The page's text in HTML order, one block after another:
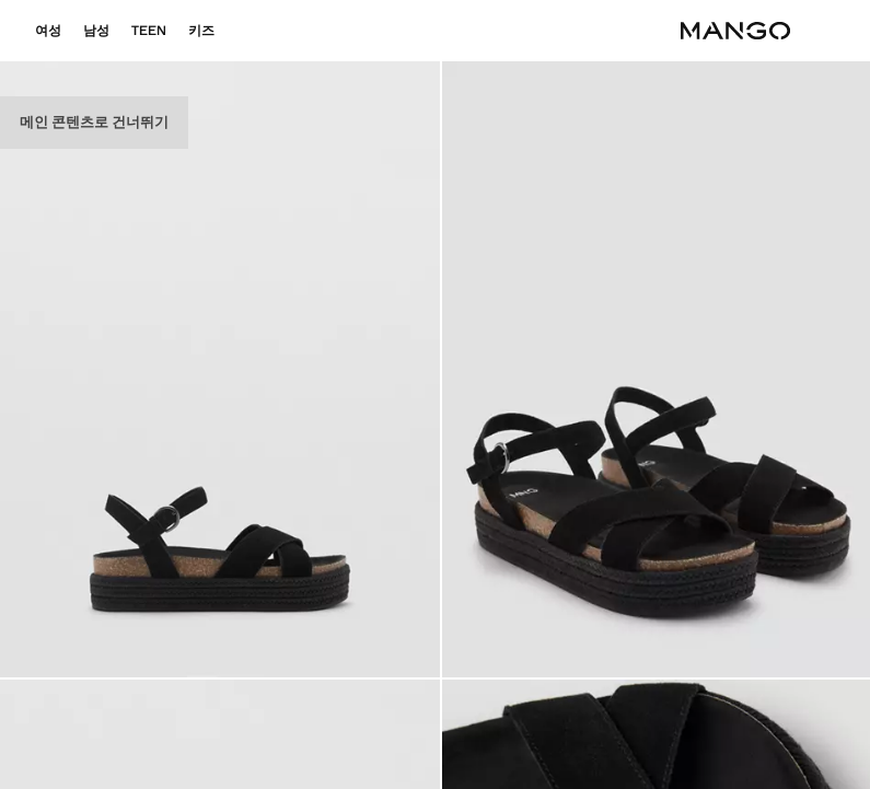
메인 콘텐츠로 건너뛰기
여성 남성 TEEN 키즈